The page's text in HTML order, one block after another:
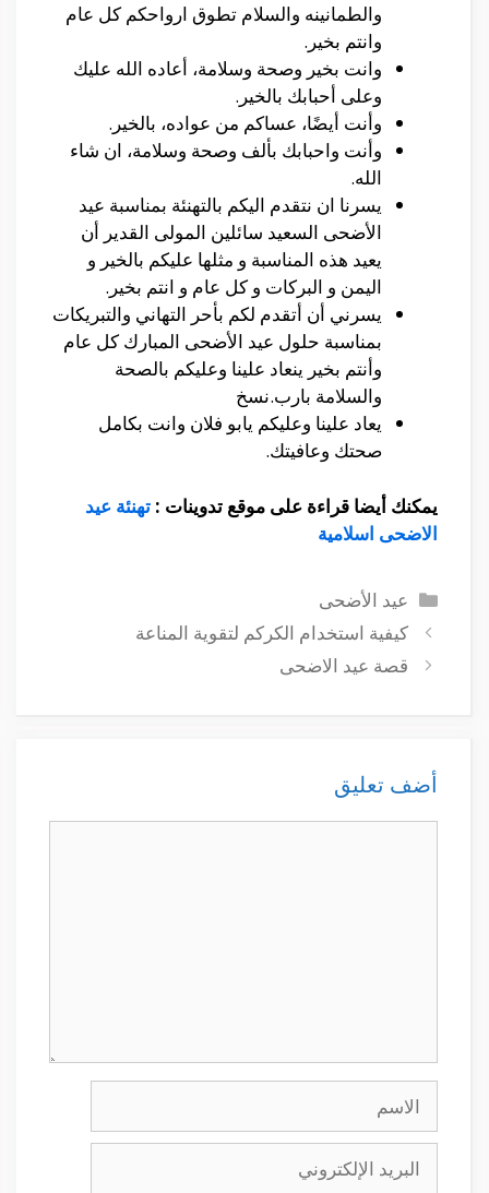
والطمانينه والسلام تطوق ارواحكم كل عام
وانتم بخير.
وانت بخير وصحة وسلامة، أعاده الله عليك
وعلى أحبابك بالخير.
وأنت أيضًا، عساكم من عواده، بالخير.
وأنت واحبابك بألف وصحة وسلامة، ان شاء
الله.
يسرنا ان نتقدم اليكم بالتهنئة بمناسبة عيد
الأضحى السعيد سائلين المولى القدير أن
يعيد هذه المناسبة و مثلها عليكم بالخير و
اليمن و البركات و كل عام و انتم بخير.
يسرني أن أتقدم لكم بأحر التهاني والتبريكات
بمناسبة حلول عيد الأضحى المبارك كل عام
وأنتم بخير ينعاد علينا وعليكم بالصحة
والسلامة بارب.نسخ
يعاد علينا وعليكم يابو فلان وانت بكامل
صحتك وعافيتك.
يمكنك أيضا قراءة على موقع تدوينات : تهنئة عيد
الاضحى اسلامية
التصنيفات
عيد الأضحى
كيفية استخدام الكركم لتقوية المناعة
قصة عيد الاضحى
أضف تعليق
الإلكتروني